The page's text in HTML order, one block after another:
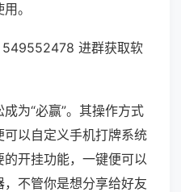
。
549552478 进群获取软
为“必赢”。其操作方式
以自定义手机打牌系统
开挂功能，一键便可以
不管你是想分享给好友